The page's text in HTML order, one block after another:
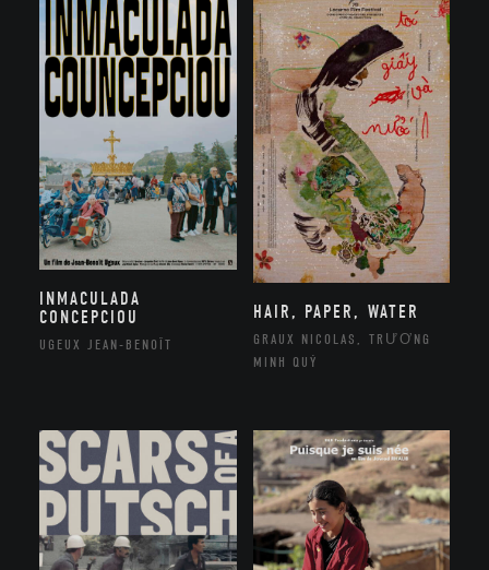
INMACULADA
CONCEPCIOU
UGEUX JEAN-BENOÎT
HAIR, PAPER, WATER
GRAUX NICOLAS, TRƯƠNG
MINH QUÝ